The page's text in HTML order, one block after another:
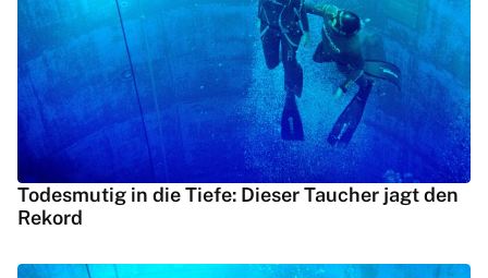
Todesmutig in die Tiefe: Dieser Taucher jagt den
Rekord